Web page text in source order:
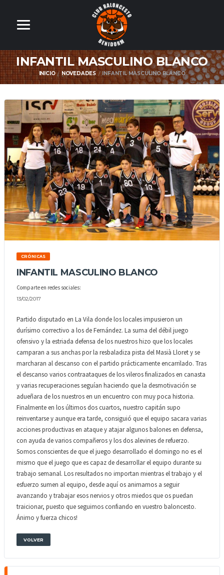
INFANTIL MASCULINO BLANCO
INICIO NOVEDADES INFANTIL MASCULINO BLANCO
CRÓNICAS
INFANTIL MASCULINO BLANCO
Comparte en redes sociales:
13/02/2017
Partido disputado en La Vila donde los locales impusieron un
durísimo correctivo a los de Fernández. La suma del débil juego
ofensivo y la estriada defensa de los nuestros hizo que los locales
camparan a sus anchas por la resbaladiza pista del Masià Lloret y se
marcharan al descanso con el partido prácticamente encarrilado. Tras
el descanso varios contraataques de los vileros finalizados en canasta
y varias recuperaciones seguían haciendo que la desmotivación se
adueñara de los nuestros en un encuentro con muy poca historia.
Finalmente en los últimos dos cuartos, nuestro capitán supo
reinventarse y aunque era tarde, consiguió que el equipo sacara varias
acciones productivas en ataque y atajar algunos balones en defensa,
con ayuda de varios compañeros y los dos alevines de refuerzo.
Somos conscientes de que el juego desarrollado el domingo no es el
mismo que el juego que es capaz de desarrollar el equipo durante su
trabajo semanal. Los resultados no importan mientras el trabajo y el
esfuerzo sumen al equipo, desde aquí os animamos a seguir
avanzando y trabajar esos nervios y otros miedos que os puedan
traicionar, puesto que seguimos confiando en vuestro baloncesto.
Ánimo y fuerza chicos!
VOLVER